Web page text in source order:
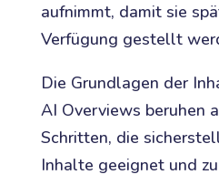
aufnimmt, damit sie
Verfügung gestellt
Die Grundlagen der
AI Overviews beruhen
Schritten, die
Inhalte geeignet und